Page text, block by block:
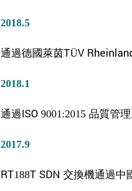
2018.5
通過德國萊茵TÜV
2018.1
通過ISO 9001:2015 品質管
2017.9
RT188T SDN 交換機通過